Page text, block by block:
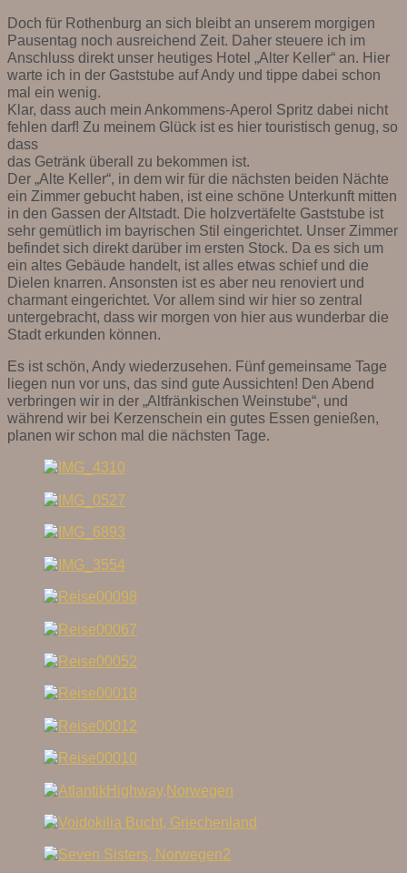
Doch für Rothenburg an sich bleibt an unserem morgigen
Pausentag noch ausreichend Zeit. Daher steuere ich im
Anschluss direkt unser heutiges Hotel „Alter Keller“ an. Hier
warte ich in der Gaststube auf Andy und tippe dabei schon
mal ein wenig.
Klar, dass auch mein Ankommens-Aperol Spritz dabei nicht
fehlen darf! Zu meinem Glück ist es hier touristisch genug, so
dass
das Getränk überall zu bekommen ist.
Der „Alte Keller“, in dem wir für die nächsten beiden Nächte
ein Zimmer gebucht haben, ist eine schöne Unterkunft mitten
in den Gassen der Altstadt. Die holzvertäfelte Gaststube ist
sehr gemütlich im bayrischen Stil eingerichtet. Unser Zimmer
befindet sich direkt darüber im ersten Stock. Da es sich um
ein altes Gebäude handelt, ist alles etwas schief und die
Dielen knarren. Ansonsten ist es aber neu renoviert und
charmant eingerichtet. Vor allem sind wir hier so zentral
untergebracht, dass wir morgen von hier aus wunderbar die
Stadt erkunden können.
Es ist schön, Andy wiederzusehen. Fünf gemeinsame Tage
liegen nun vor uns, das sind gute Aussichten! Den Abend
verbringen wir in der „Altfränkischen Weinstube“, und
während wir bei Kerzenschein ein gutes Essen genießen,
planen wir schon mal die nächsten Tage.